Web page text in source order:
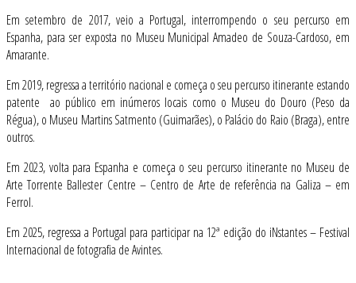
Em setembro de 2017, veio a Portugal, interrompendo o seu percurso em
Espanha, para ser exposta no Museu Municipal Amadeo de Souza-Cardoso, em
Amarante.
Em 2019, regressa a território nacional e começa o seu percurso itinerante estando
patente ao público em inúmeros locais como o Museu do Douro (Peso da
Régua), o Museu Martins Satmento (Guimarães), o Palácio do Raio (Braga), entre
outros.
Em 2023, volta para Espanha e começa o seu percurso itinerante no Museu de
Arte Torrente Ballester Centre – Centro de Arte de referência na Galiza – em
Ferrol.
Em 2025, regressa a Portugal para participar na 12ª edição do iNstantes – Festival
Internacional de fotografia de Avintes.